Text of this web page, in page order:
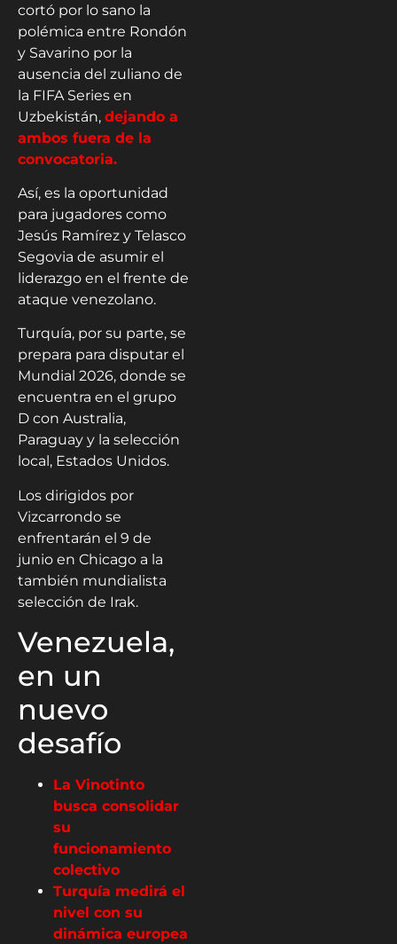
cortó por lo sano la
polémica entre Rondón
y Savarino por la
ausencia del zuliano de
la FIFA Series en
Uzbekistán, dejando a
ambos fuera de la
convocatoria.
Así, es la oportunidad
para jugadores como
Jesús Ramírez y Telasco
Segovia de asumir el
liderazgo en el frente de
ataque venezolano.
Turquía, por su parte, se
prepara para disputar el
Mundial 2026, donde se
encuentra en el grupo
D con Australia,
Paraguay y la selección
local, Estados Unidos.
Los dirigidos por
Vizcarrondo se
enfrentarán el 9 de
junio en Chicago a la
también mundialista
selección de Irak.
Venezuela,
en un
nuevo
desafío
La Vinotinto
busca consolidar
su
funcionamiento
colectivo
Turquía medirá el
nivel con su
dinámica europea